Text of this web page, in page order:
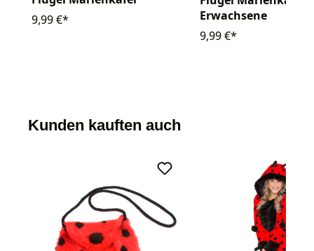
9,99 €*
Erwachsene
9,99 €*
Kunden kauften auch